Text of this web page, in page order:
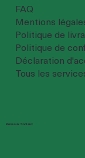
FAQ
Mentions
Politique de
Politique de
Déclaration
Tous les
Réseaux Sociaux